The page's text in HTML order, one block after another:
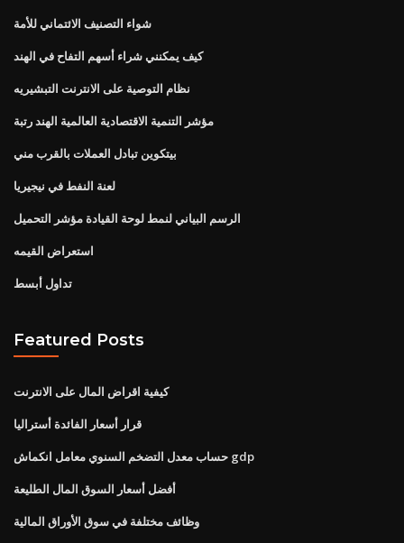
شواء التصنيف الائتماني للأمة
كيف يمكنني شراء أسهم التفاح في الهند
نظام التوصية على الانترنت التبشيريه
مؤشر التنمية الاقتصادية العالمية الهند رتبة
بيتكوين تبادل العملات بالقرب مني
لعنة النفط في نيجيريا
الرسم البياني لنمط لوحة القيادة مؤشر التحميل
استعراض القيمه
تداول أبسط
Featured Posts
كيفية اقراض المال على الانترنت
قرار أسعار الفائدة أستراليا
حساب معدل التضخم السنوي معامل انكماش gdp
أفضل أسعار السوق المال الطليعة
وظائف مختلفة في سوق الأوراق المالية